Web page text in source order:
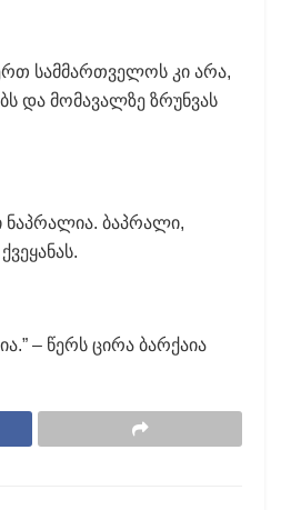
სამმართველოს კი არა,
და მომავალზე ზრუნვას
ნაპრალია. ბაპრალი,
– წერს ცირა ბარქაია